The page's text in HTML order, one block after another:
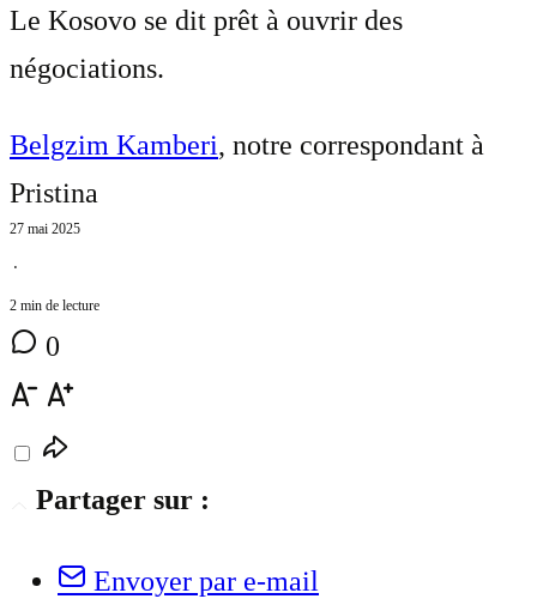
Le Kosovo se dit prêt à ouvrir des
négociations.
Belgzim Kamberi, notre correspondant à
Pristina
27 mai 2025
⋅
2 min de lecture
0
Partager sur :
Envoyer par e-mail